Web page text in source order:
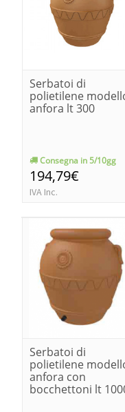
Serbatoi di
polietilene
anfora lt 300
Consegna in 5/10gg
194,79€
IVA Inc.
Serbatoi di
polietilene
anfora con
bocchettoni lt